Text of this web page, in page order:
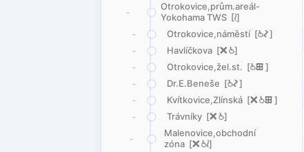
-
Otrokovice,prům.areál-
Yokohama TWS [<]
- Otrokovice,náměstí [@ó]
- Havlíčkova [ë@]
- Otrokovice,žel.st. [@æ]
- Dr.E.Beneše [@ó]
- Kvítkovice,Zlínská [ë@æ]
- Trávníky [ë@]
-
Malenovice,obchodní
zóna [ë@<]